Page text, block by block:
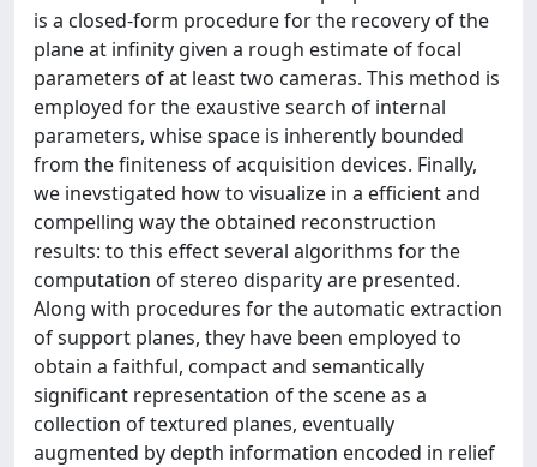
is a closed-form procedure for the recovery of the
plane at infinity given a rough estimate of focal
parameters of at least two cameras. This method is
employed for the exaustive search of internal
parameters, whise space is inherently bounded
from the finiteness of acquisition devices. Finally,
we inevstigated how to visualize in a efficient and
compelling way the obtained reconstruction
results: to this effect several algorithms for the
computation of stereo disparity are presented.
Along with procedures for the automatic extraction
of support planes, they have been employed to
obtain a faithful, compact and semantically
significant representation of the scene as a
collection of textured planes, eventually
augmented by depth information encoded in relief